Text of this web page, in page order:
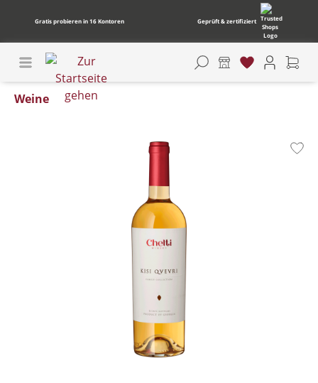
Gratis probieren in 16 Kontoren Geprüft & zertifiziert
Weine